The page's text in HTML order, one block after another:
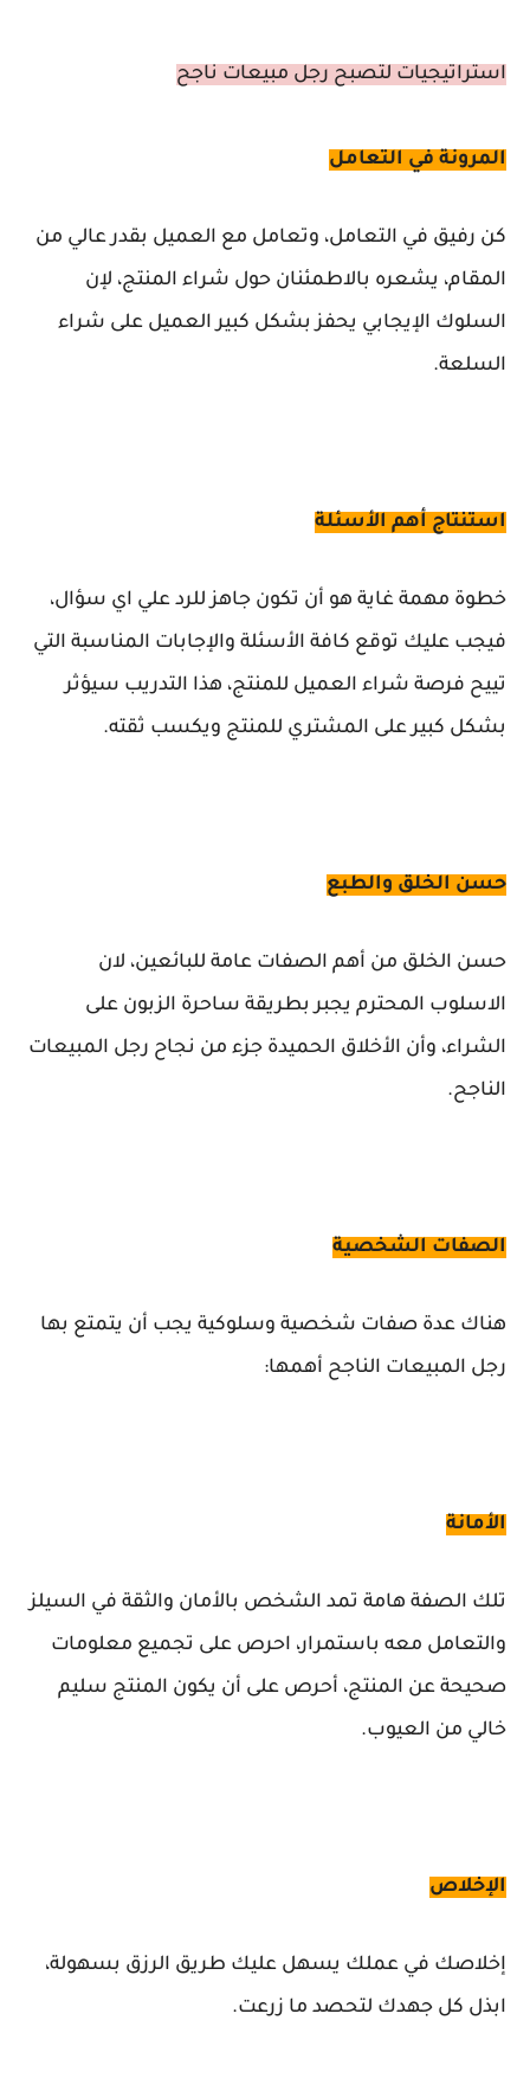
استراتيجيات لتصبح رجل مبيعات ناجح
المرونة في التعامل
كن رفيق في التعامل، وتعامل مع العميل بقدر عالي من
المقام، يشعره بالاطمئنان حول شراء المنتج، لإن
السلوك الإيجابي يحفز بشكل كبير العميل على شراء
السلعة.
استنتاج أهم الأسئلة
خطوة مهمة غاية هو أن تكون جاهز للرد علي اي سؤال،
فيجب عليك توقع كافة الأسئلة والإجابات المناسبة التي
تييح فرصة شراء العميل للمنتج، هذا التدريب سيؤثر
بشكل كبير على المشتري للمنتج ويكسب ثقته.
حسن الخلق والطبع
حسن الخلق من أهم الصفات عامة للبائعين، لان
الاسلوب المحترم يجبر بطريقة ساحرة الزبون على
الشراء، وأن الأخلاق الحميدة جزء من نجاح رجل المبيعات
الناجح.
الصفات الشخصية
هناك عدة صفات شخصية وسلوكية يجب أن يتمتع بها
رجل المبيعات الناجح أهمها:
الأمانة
تلك الصفة هامة تمد الشخص بالأمان والثقة في السيلز
والتعامل معه باستمرار، احرص على تجميع معلومات
صحيحة عن المنتج، أحرص على أن يكون المنتج سليم
خالي من العيوب.
الإخلاص
إخلاصك في عملك يسهل عليك طريق الرزق بسهولة،
ابذل كل جهدك لتحصد ما زرعت.